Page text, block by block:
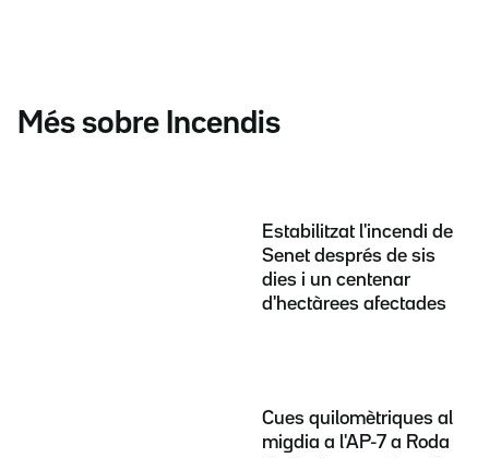
Més sobre Incendis
Estabilitzat l'incendi de
Senet després de sis
dies i un centenar
d'hectàrees afectades
Cues quilomètriques al
migdia a l'AP-7 a Roda